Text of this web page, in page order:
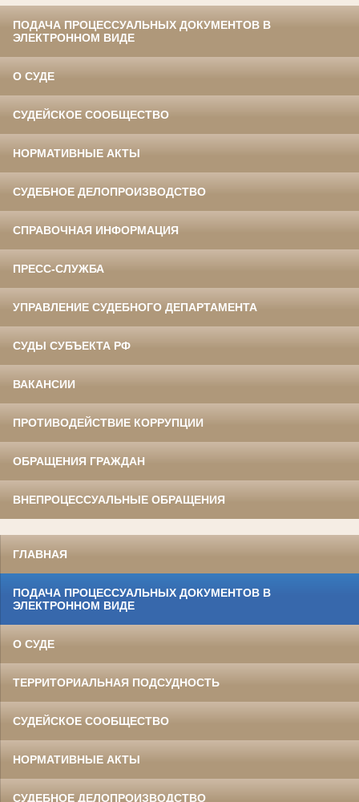
ПОДАЧА ПРОЦЕССУАЛЬНЫХ ДОКУМЕНТОВ В
ЭЛЕКТРОННОМ ВИДЕ
О СУДЕ
СУДЕЙСКОЕ СООБЩЕСТВО
НОРМАТИВНЫЕ АКТЫ
СУДЕБНОЕ ДЕЛОПРОИЗВОДСТВО
СПРАВОЧНАЯ ИНФОРМАЦИЯ
ПРЕСС-СЛУЖБА
УПРАВЛЕНИЕ СУДЕБНОГО ДЕПАРТАМЕНТА
СУДЫ СУБЪЕКТА РФ
ВАКАНСИИ
ПРОТИВОДЕЙСТВИЕ КОРРУПЦИИ
ОБРАЩЕНИЯ ГРАЖДАН
ВНЕПРОЦЕССУАЛЬНЫЕ ОБРАЩЕНИЯ
ГЛАВНАЯ
ПОДАЧА ПРОЦЕССУАЛЬНЫХ ДОКУМЕНТОВ В
ЭЛЕКТРОННОМ ВИДЕ
О СУДЕ
ТЕРРИТОРИАЛЬНАЯ ПОДСУДНОСТЬ
СУДЕЙСКОЕ СООБЩЕСТВО
НОРМАТИВНЫЕ АКТЫ
СУДЕБНОЕ ДЕЛОПРОИЗВОДСТВО